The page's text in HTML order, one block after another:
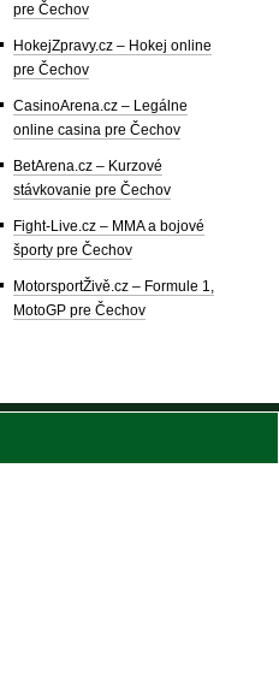
pre Čechov
HokejZpravy.cz – Hokej online
pre Čechov
CasinoArena.cz – Legálne
online casina pre Čechov
BetArena.cz – Kurzové
stávkovanie pre Čechov
Fight-Live.cz – MMA a bojové
športy pre Čechov
MotorsportŽivě.cz – Formule 1,
MotoGP pre Čechov